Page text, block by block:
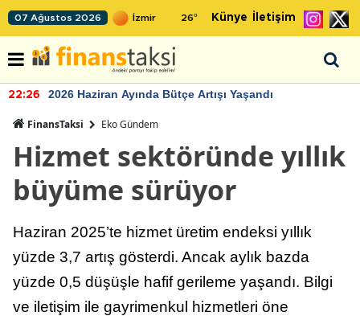
07 Ağustos 2026 26° Künye İletişim
22:26 2026 Haziran Ayında Bütçe Artışı Yaşandı
FinansTaksi Eko Gündem
Hizmet sektöründe yıllık
büyüme sürüyor
Haziran 2025’te hizmet üretim endeksi yıllık
yüzde 3,7 artış gösterdi. Ancak aylık bazda
yüzde 0,5 düşüşle hafif gerileme yaşandı. Bilgi
ve iletişim ile gayrimenkul hizmetleri öne